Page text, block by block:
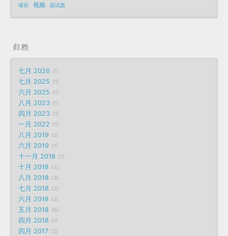
缓存
视频 面试题
归档
七月 2026 1
七月 2025 1
六月 2025 1
八月 2023 1
四月 2023 1
一月 2022 1
八月 2019 2
六月 2019 1
十一月 2018 1
十月 2018 3
八月 2018 3
七月 2018 3
六月 2018 2
五月 2018 6
四月 2018 1
四月 2017 2